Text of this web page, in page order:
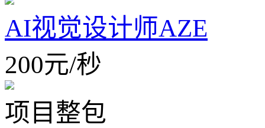
AI视觉设计师AZE
200元/秒
项目整包